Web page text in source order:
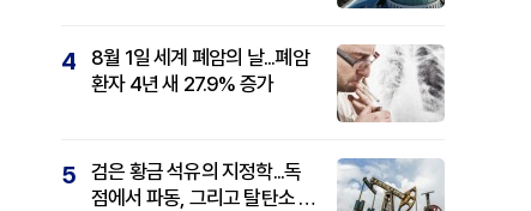
4
8월 1일 세계 폐암의 날...폐암
환자 4년 새 27.9% 증가
5
검은 황금 석유의 지정학...독
점에서 파동, 그리고 탈탄소 패